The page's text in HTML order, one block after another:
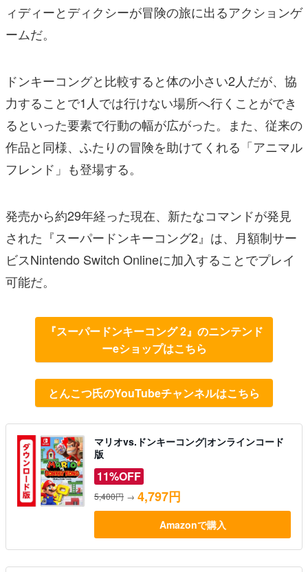
ィディーとディクシーが冒険の旅に出るアクションゲ
ームだ。
ドンキーコングと比較すると体の小さい2人だが、協
力することで1人では行けない場所へ行くことができ
るといった要素で行動の幅が広がった。また、従来の
作品と同様、ふたりの冒険を助けてくれる「アニマル
フレンド」も登場する。
発売から約29年経った現在、新たなコマンドが発見
された『スーパードンキーコング2』は、月額制サー
ビスNintendo Switch Onlineに加入することでプレイ
可能だ。
『スーパードンキーコング 2』のニンテンド
ーeショップはこちら
とんこつ氏のYouTubeチャンネルはこちら
マリオvs.ドンキーコング|オンラインコード
版
11%OFF
5,400円 → 4,797円
Amazonで購入